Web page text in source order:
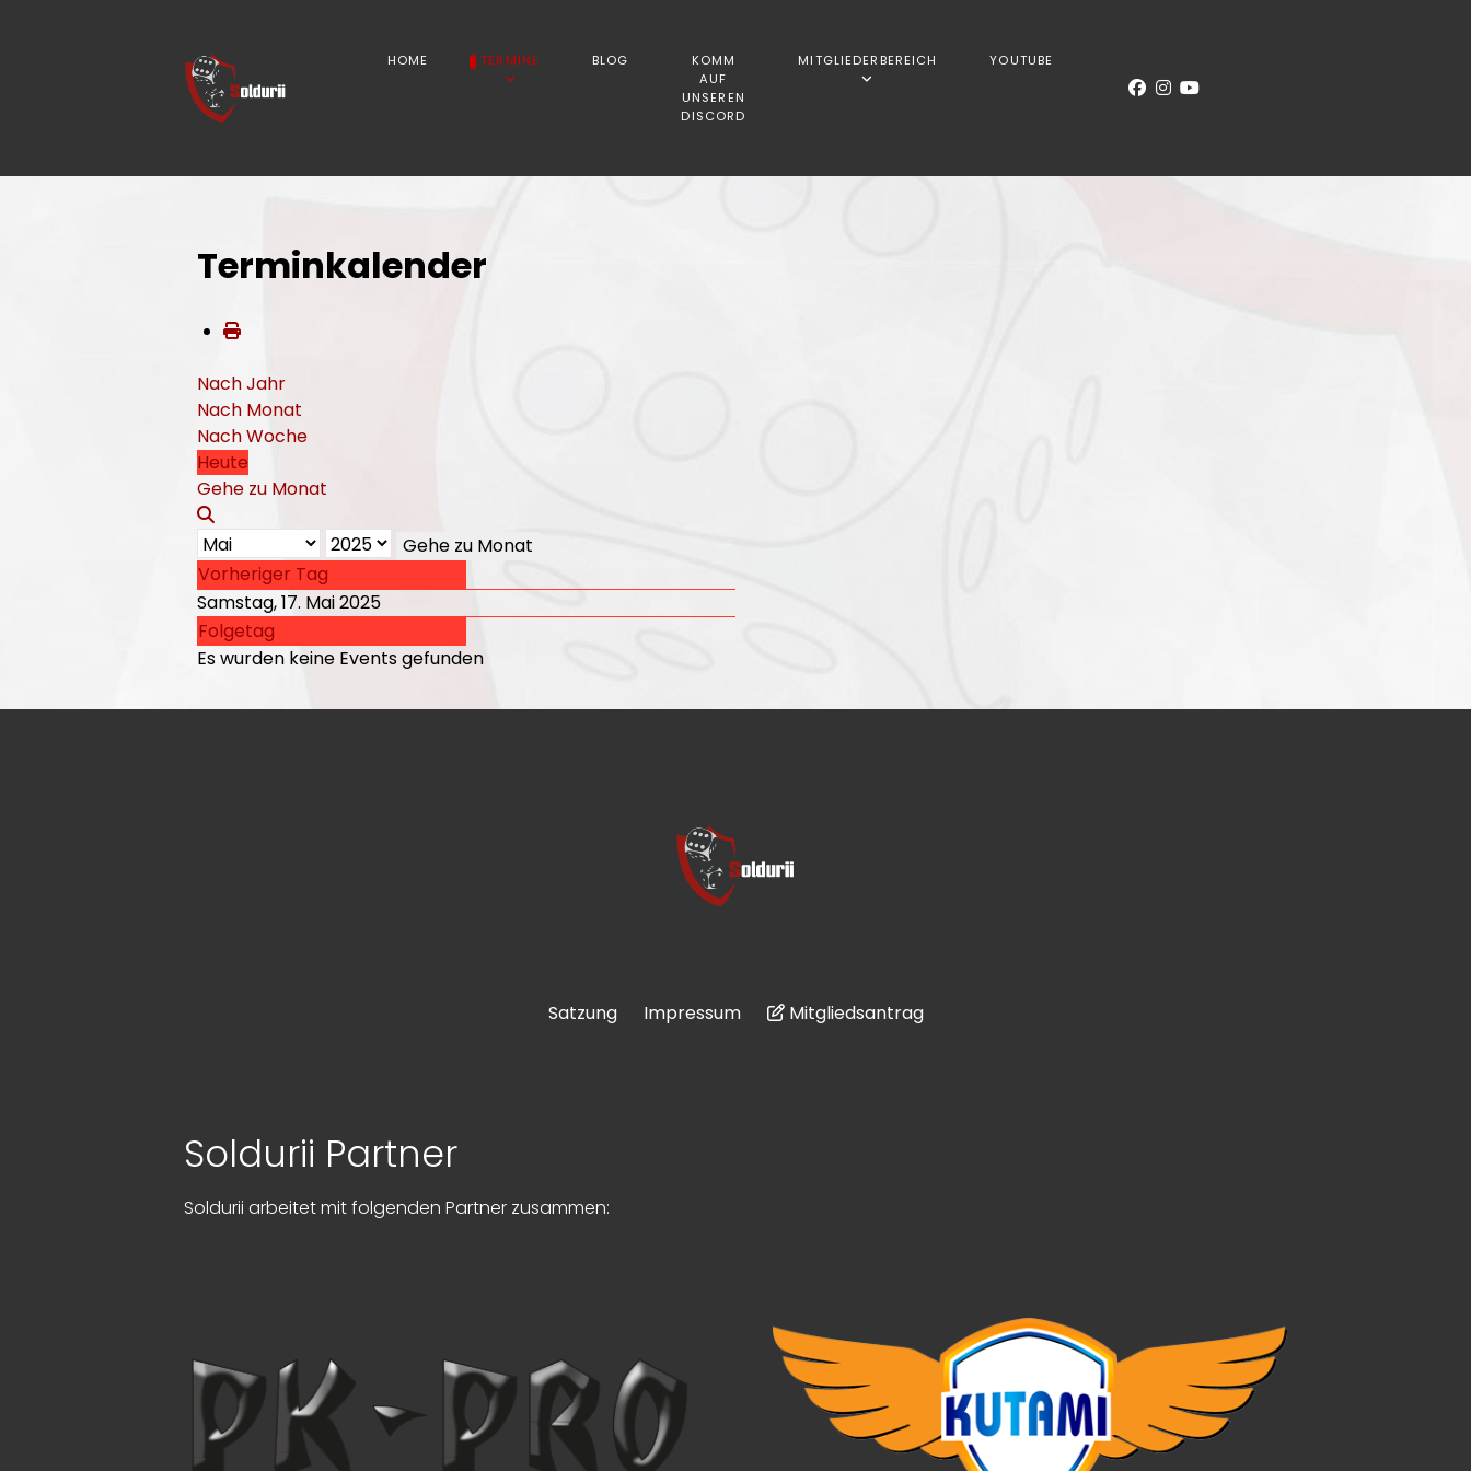
HOME TERMINE BLOG
KOMM
AUF
UNSEREN
DISCORD
MITGLIEDERBEREICH YOUTUBE
Terminkalender
Nach Jahr
Nach Monat
Nach Woche
Heute
Gehe zu Monat
Gehe zu Monat
Vorheriger Tag
Samstag, 17. Mai 2025
Folgetag
Es wurden keine Events gefunden
Satzung Impressum Mitgliedsantrag
Soldurii Partner
Soldurii arbeitet mit folgenden Partner zusammen: